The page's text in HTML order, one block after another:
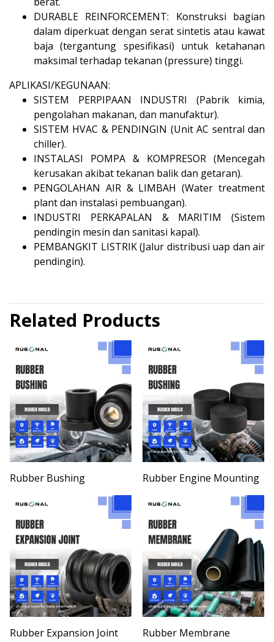
DURABLE REINFORCEMENT: Konstruksi bagian
dalam diperkuat dengan serat sintetis atau kawat
baja (tergantung spesifikasi) untuk ketahanan
maksimal terhadap tekanan (pressure) tinggi.
APLIKASI/KEGUNAAN:
SISTEM PERPIPAAN INDUSTRI (Pabrik kimia,
pengolahan makanan, dan manufaktur).
SISTEM HVAC & PENDINGIN (Unit AC sentral dan
chiller).
INSTALASI POMPA & KOMPRESOR (Mencegah
kerusakan akibat tekanan balik dan getaran).
PENGOLAHAN AIR & LIMBAH (Water treatment
plant dan instalasi pembuangan).
INDUSTRI PERKAPALAN & MARITIM (Sistem
pendingin mesin dan sanitasi kapal).
PEMBANGKIT LISTRIK (Jalur distribusi uap dan air
pendingin).
Related Products
Rubber Bushing Rubber Engine Mounting
Rubber Expansion Joint Rubber Membrane